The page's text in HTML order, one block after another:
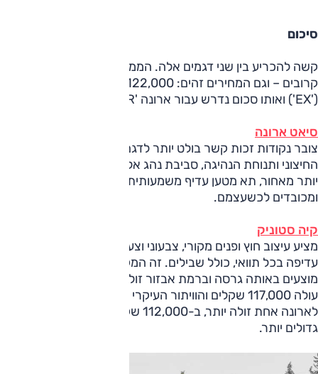
סיכום
קשה להכריע בין שני דגמים אלה. הממדים ומפרט המנועים ממש
('EX') ואותו סכום נדרש עבור ארונה 'FR'.
סיאט ארונה
צובר נקודות זכות קשר בולט יותר לדגם פנאי הודות לעיצוב
החיצוני ותנוחת הנהיגה, סביבת נהג אלגנטית, מרחב מעט גדול
יותר מאחור, תא מטען עדיף משמעותית וביצועים טובים יותר,
ומכובדים לכשעצמם.
קיה סטוניק
מציע עיצוב חוץ ופנים מקורי, צבעוני וצעיר, ונוחות הנסיעה שלו
עדיפה בכל תוואי, כולל שבילים. זה המקום לציין ששני דגמים אלה
מוצעים באותה גרסה וברמת אבזור זולה יותר; זו של סטוניק
עולה 117,000 שקלים והוויתור העיקרי הוא על מפתח חכם, ואילו
לארונה אחת זולה יותר, ב-112,000 שקלים, אבל הבדלי האבזור
גדולים יותר.